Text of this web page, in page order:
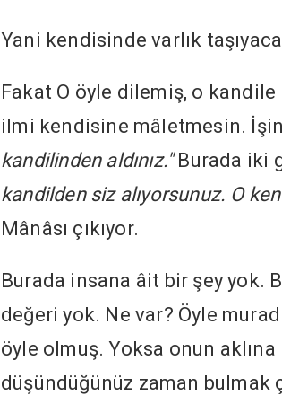
Yani kendisinde varlık
Fakat O öyle dilemiş, o
ilmi kendisine mâletmesin.
kandilinden aldınız."Burada iki
kandilden siz alıyorsunuz. O
Mânâsı çıkıyor.
Burada insana âit bir şey yok.
değeri yok. Ne var? Öyle
öyle olmuş. Yoksa onun
düşündüğünüz zaman bulmak